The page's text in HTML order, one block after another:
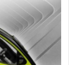
रन बनाने
के रूप में